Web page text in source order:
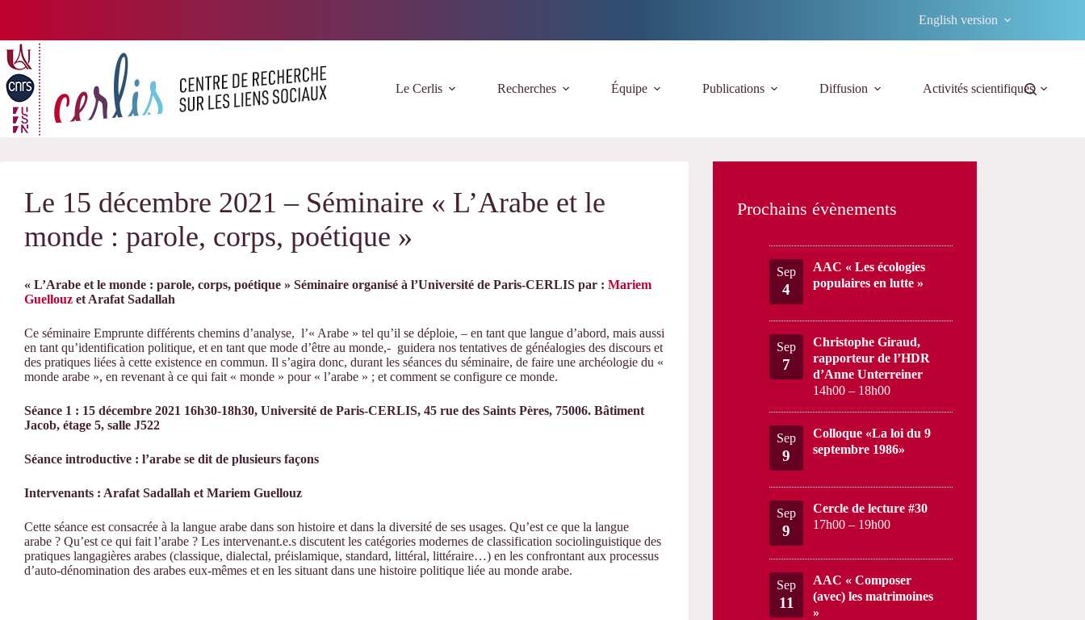
English version
Le Cerlis Recherches Équipe Publications Diffusion Activités scientifiques
Le 15 décembre 2021 – Séminaire « L’Arabe et le
monde : parole, corps, poétique »
« L’Arabe et le monde : parole, corps, poétique » Séminaire organisé à l’Université de Paris-CERLIS par : Mariem
Guellouz et Arafat Sadallah
Ce séminaire Emprunte différents chemins d’analyse, l’« Arabe » tel qu’il se déploie, – en tant que langue d’abord, mais aussi
en tant qu’identification politique, et en tant que mode d’être au monde,- guidera nos tentatives de généalogies des discours et
des pratiques liées à cette existence en commun. Il s’agira donc, durant les séances du séminaire, de faire une archéologie du «
monde arabe », en revenant à ce qui fait « monde » pour « l’arabe » ; et comment se configure ce monde.
Séance 1 : 15 décembre 2021 16h30-18h30, Université de Paris-CERLIS, 45 rue des Saints Pères, 75006. Bâtiment
Jacob, étage 5, salle J522
Séance introductive : l’arabe se dit de plusieurs façons
Intervenants : Arafat Sadallah et Mariem Guellouz
Cette séance est consacrée à la langue arabe dans son histoire et dans la diversité de ses usages. Qu’est ce que la langue
arabe ? Qu’est ce qui fait l’arabe ? Les intervenant.e.s discutent les catégories modernes de classification sociolinguistique des
pratiques langagières arabes (classique, dialectal, préislamique, standard, littéral, littéraire…) en les confrontant aux processus
d’auto-dénomination des arabes eux-mêmes et en les situant dans une histoire politique liée au monde arabe.
Prochains évènements
Sep
4
AAC « Les écologies
populaires en lutte »
Sep
7
Christophe Giraud,
rapporteur de l’HDR
d’Anne Unterreiner
14h00 – 18h00
Sep
9
Colloque «La loi du 9
septembre 1986»
Sep
9
Cercle de lecture #30
17h00 – 19h00
Sep
11
AAC « Composer
(avec) les matrimoines
»